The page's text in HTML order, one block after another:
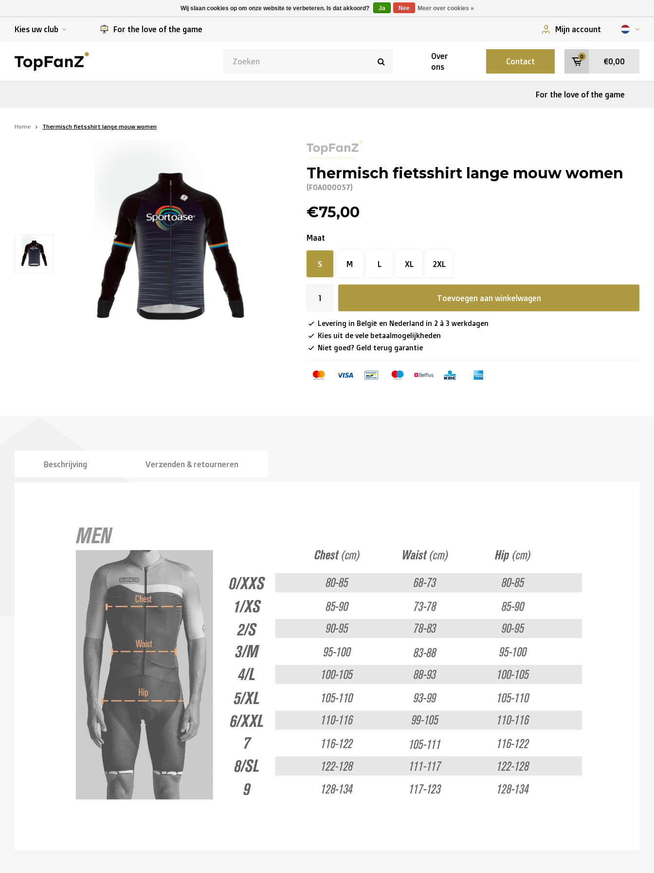
Kies uw club
/Fenix Premier Tech
Evenepoel
For the love of the game Mijn account
Over
ons
Contact
0
€0,00
For the love of the game
Home Thermisch fietsshirt lange mouw women
Thermisch fietsshirt lange mouw women
(FOA000057)
€75,00
Maat
S M L XL 2XL
Toevoegen aan winkelwagen
Levering in België en Nederland in 2 à 3 werkdagen
Kies uit de vele betaalmogelijkheden
Niet goed? Geld terug garantie
Beschrijving Verzenden & retourneren
Wij slaan cookies op om onze website te verbeteren. Is dat akkoord? Ja Nee Meer over cookies »